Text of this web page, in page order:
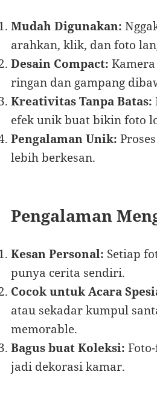
Mudah Digunakan:
arahkan, klik, dan foto
Desain Compact:
ringan dan gampang
Kreativitas Tanpa Batas:
efek unik buat bikin foto
Pengalaman Unik:
lebih berkesan.
Pengalaman
Kesan Personal: Setiap
punya cerita sendiri.
Cocok untuk Acara
atau sekadar kumpul
memorable.
Bagus buat Koleksi:
jadi dekorasi kamar.